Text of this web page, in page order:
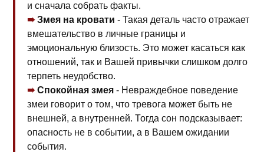
и сначала собрать факты.
Змея на кровати - Такая деталь часто отражает
вмешательство в личные границы и
эмоциональную близость. Это может касаться как
отношений, так и Вашей привычки слишком долго
терпеть неудобство.
Спокойная змея - Невраждебное поведение
змеи говорит о том, что тревога может быть не
внешней, а внутренней. Тогда сон подсказывает:
опасность не в событии, а в Вашем ожидании
события.